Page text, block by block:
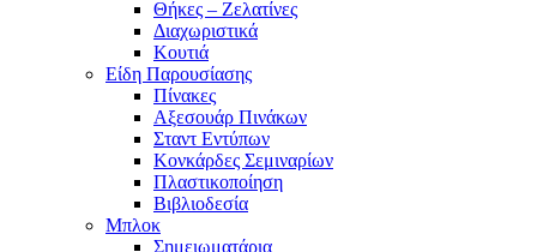
Θήκες – Ζελατίνες
Διαχωριστικά
Κουτιά
Είδη Παρουσίασης
Πίνακες
Αξεσουάρ Πινάκων
Σταντ Εντύπων
Κονκάρδες Σεμιναρίων
Πλαστικοποίηση
Βιβλιοδεσία
Μπλοκ
Σημειωματάρια